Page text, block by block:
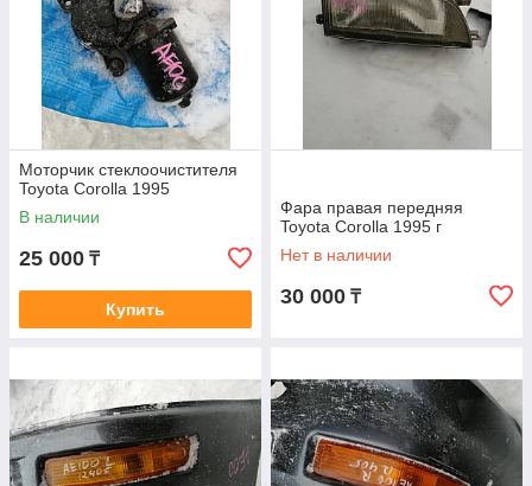
Моторчик стеклоочистителя
Toyota Corolla 1995
В наличии
25 000 ₸
Купить
Фара правая передняя
Toyota Corolla 1995 г
Нет в наличии
30 000 ₸